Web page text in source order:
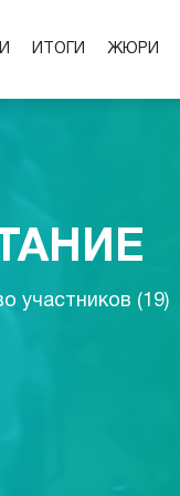
ИТОГИ ЖЮРИ
участников (19)